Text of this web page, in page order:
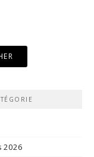
2026